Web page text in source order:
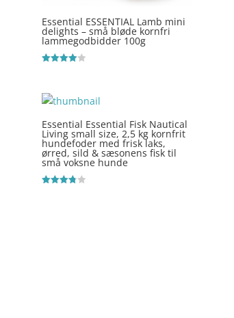
Essential ESSENTIAL Lamb mini
delights – små bløde kornfri
lammegodbidder 100g
Essential Essential Fisk Nautical
Living small size, 2,5 kg kornfrit
hundefoder med frisk laks,
ørred, sild & sæsonens fisk til
små voksne hunde